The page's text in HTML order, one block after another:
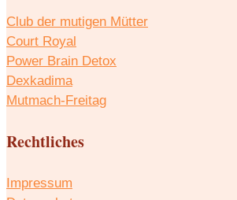
Club der mutigen Mütter
Court Royal
Power Brain Detox
Dexkadima
Mutmach-Freitag
Rechtliches
Impressum